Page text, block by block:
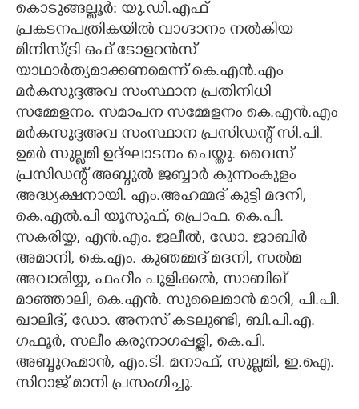
CARTOONS
LITERATURE
CONTACT US
കൊടുങ്ങല്ലൂർ: യു.ഡി.എഫ്
പ്രകടനപത്രികയിൽ വാഗ്ദാനം നൽകിയ
മിനിസ്ട്രി ഒഫ് ടോളറൻസ്
യാഥാർത്യമാക്കണമെന്ന് കെ.എൻ.എം
മർകസുദ്ദഅവ സംസ്ഥാന പ്രതിനിധി
സമ്മേളനം. സമാപന സമ്മേളനം കെ.എൻ.എം
മർകസുദ്ദഅവ സംസ്ഥാന പ്രസിഡന്റ് സി.പി.
ഉമർ സുല്ലമി ഉദ്ഘാടനം ചെയ്തു. വൈസ്
പ്രസിഡന്റ് അബ്ദുൽ ജബ്ബാർ കുന്നംകുളം
അദ്ധ്യക്ഷനായി. എം.അഹമ്മദ് കുട്ടി മദനി,
കെ.എൽ.പി യൂസുഫ്, പ്രൊഫ. കെ.പി.
സകരിയ്യ, എൻ.എം. ജലീൽ, ഡോ. ജാബിർ
അമാനി, കെ.എം. കുഞമ്മദ് മദനി, സൽമ
അവാരിയ്യ, ഫഹീം പുളിക്കൽ, സാബിഖ്
മാഞ്ഞാലി, കെ.എൻ. സുലൈമാൻ മാറി, പി.പി.
ഖാലിദ്, ഡോ. അനസ് കടലുണ്ടി, ബി.പി.എ.
ഗഫൂർ, സലീം കരുനാഗപ്പള്ളി, കെ.പി.
അബ്ദുറഹ്മാൻ, എം.ടി. മനാഫ്, സുല്ലമി, ഇ.ഐ.
സിറാജ് മാനി പ്രസംഗിച്ചു.